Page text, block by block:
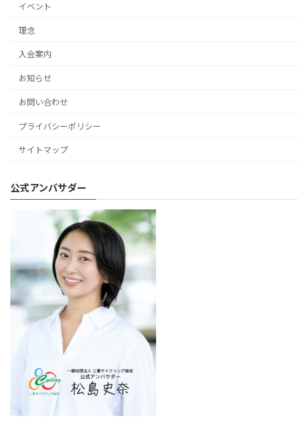
イベント
理念
入会案内
お知らせ
お問い合わせ
プライバシーポリシー
サイトマップ
公式アンバサダー